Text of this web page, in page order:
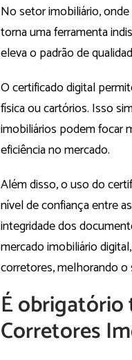
No setor imobiliário,
torna uma ferramenta
eleva o padrão de
O certificado digital
física ou cartórios. Isso
imobiliários podem focar
eficiência no mercado.
Além disso, o uso do
nível de confiança entre
integridade dos
mercado imobiliário
corretores, melhorando
É
Corretores